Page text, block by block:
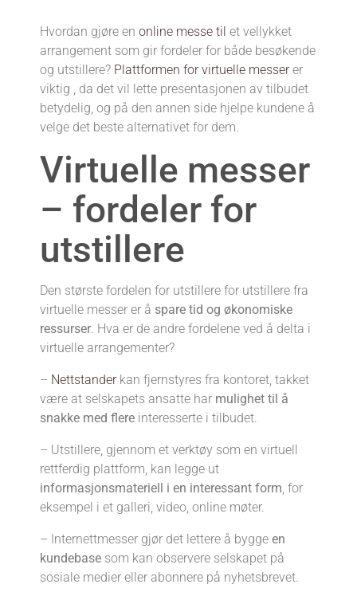
Hvordan gjøre en online messe til et vellykket
arrangement som gir fordeler for både besøkende
og utstillere? Plattformen for virtuelle messerer
viktig , da det vil lette presentasjonen av tilbudet
betydelig, og på den annen side hjelpe kundene å
velge det beste alternativet for dem.
Virtuelle messer
– fordeler for
utstillere
Den største fordelen for utstillere for utstillere fra
virtuelle messer er å spare tid og økonomiske
ressurser. Hva er de andre fordelene ved å delta i
virtuelle arrangementer?
– Nettstanderkan fjernstyres fra kontoret, takket
være at selskapets ansatte har mulighet til å
snakke med flere interesserte i tilbudet.
– Utstillere, gjennom et verktøy som en virtuell
rettferdig plattform, kan legge ut
informasjonsmateriell i en interessant form, for
eksempel i et galleri, video, online møter.
– Internettmesser gjør det lettere å bygge en
kundebase som kan observere selskapet på
sosiale medier eller abonnere på nyhetsbrevet.